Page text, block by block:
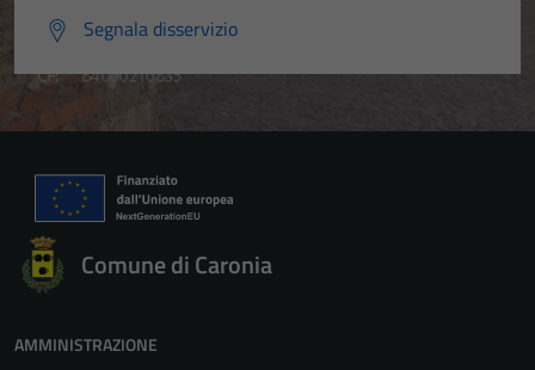
Segnala disservizio
Comune di Caronia
AMMINISTRAZIONE